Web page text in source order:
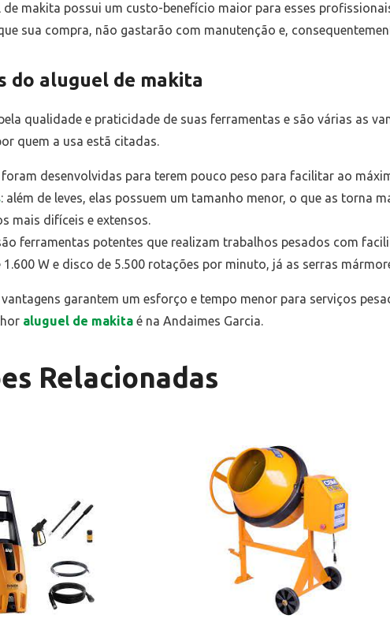
de makita possui um custo-benefício maior para esses
sua compra, não gastarão com manutenção e,
do aluguel de makita
qualidade e praticidade de suas ferramentas e são várias as
quem a usa estã citadas.
foram desenvolvidas para terem pouco peso para facilitar ao
: além de leves, elas possuem um tamanho menor, o que as torna
mais difíceis e extensos.
ferramentas potentes que realizam trabalhos pesados com
W e disco de 5.500 rotações por minuto, já as serras
garantem um esforço e tempo menor para serviços
aluguel de makitaé na Andaimes Garcia.
Relacionadas